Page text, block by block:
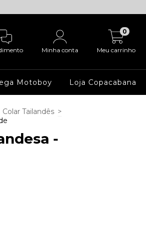
Minha conta Meu carrinho
0
Motoboy Loja Copacabana
Colar Tailandês >
-